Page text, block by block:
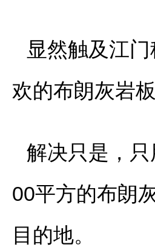
显然触及江
欢的布朗灰岩
解决只是，
00平方的布朗
目的地。